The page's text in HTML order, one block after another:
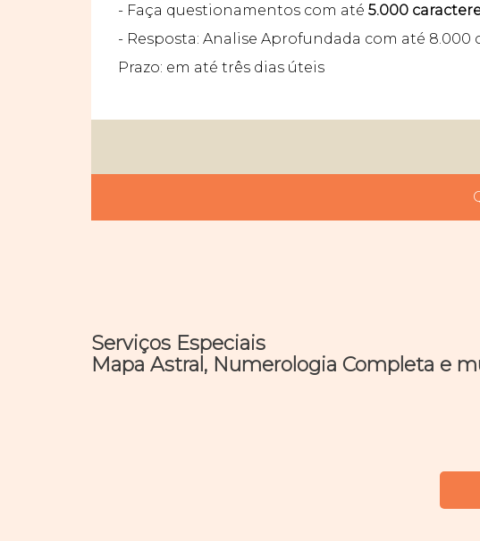
- Faça questionamentos com até 5.000
- Resposta: Analise Aprofundada com até 8.000
Prazo: em até três dias úteis
Serviços Especiais
Mapa Astral, Numerologia Completa e